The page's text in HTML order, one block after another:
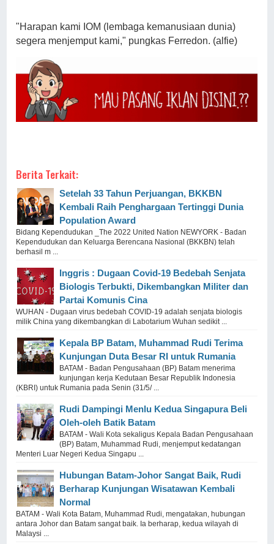
"Harapan kami IOM (lembaga kemanusiaan dunia)
segera menjemput kami," pungkas Ferredon. (alfie)
Berita Terkait:
Setelah 33 Tahun Perjuangan, BKKBN
Kembali Raih Penghargaan Tertinggi Dunia
Population Award
Bidang Kependudukan _The 2022 United Nation NEWYORK - Badan
Kependudukan dan Keluarga Berencana Nasional (BKKBN) telah
berhasil m ...
Inggris : Dugaan Covid-19 Bedebah Senjata
Biologis Terbukti, Dikembangkan Militer dan
Partai Komunis Cina
WUHAN - Dugaan virus bedebah COVID-19 adalah senjata biologis
milik China yang dikembangkan di Labotarium Wuhan sedikit ...
Kepala BP Batam, Muhammad Rudi Terima
Kunjungan Duta Besar RI untuk Rumania
BATAM - Badan Pengusahaan (BP) Batam menerima
kunjungan kerja Kedutaan Besar Republik Indonesia
(KBRI) untuk Rumania pada Senin (31/5/ ...
Rudi Dampingi Menlu Kedua Singapura Beli
Oleh-oleh Batik Batam
BATAM - Wali Kota sekaligus Kepala Badan Pengusahaan
(BP) Batam, Muhammad Rudi, menjemput kedatangan
Menteri Luar Negeri Kedua Singapu ...
Hubungan Batam-Johor Sangat Baik, Rudi
Berharap Kunjungan Wisatawan Kembali
Normal
BATAM - Wali Kota Batam, Muhammad Rudi, mengatakan, hubungan
antara Johor dan Batam sangat baik. Ia berharap, kedua wilayah di
Malaysi ...